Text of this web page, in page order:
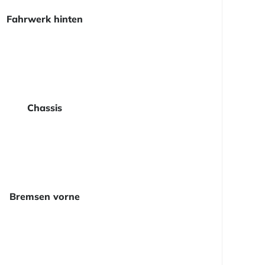
Fahrwerk hinten
Chassis
Bremsen vorne